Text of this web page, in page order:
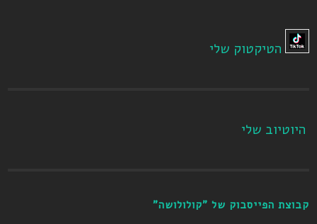
הטיקטוק שלי
היוטיוב שלי
קבוצת הפייסבוק של "קולולושה"